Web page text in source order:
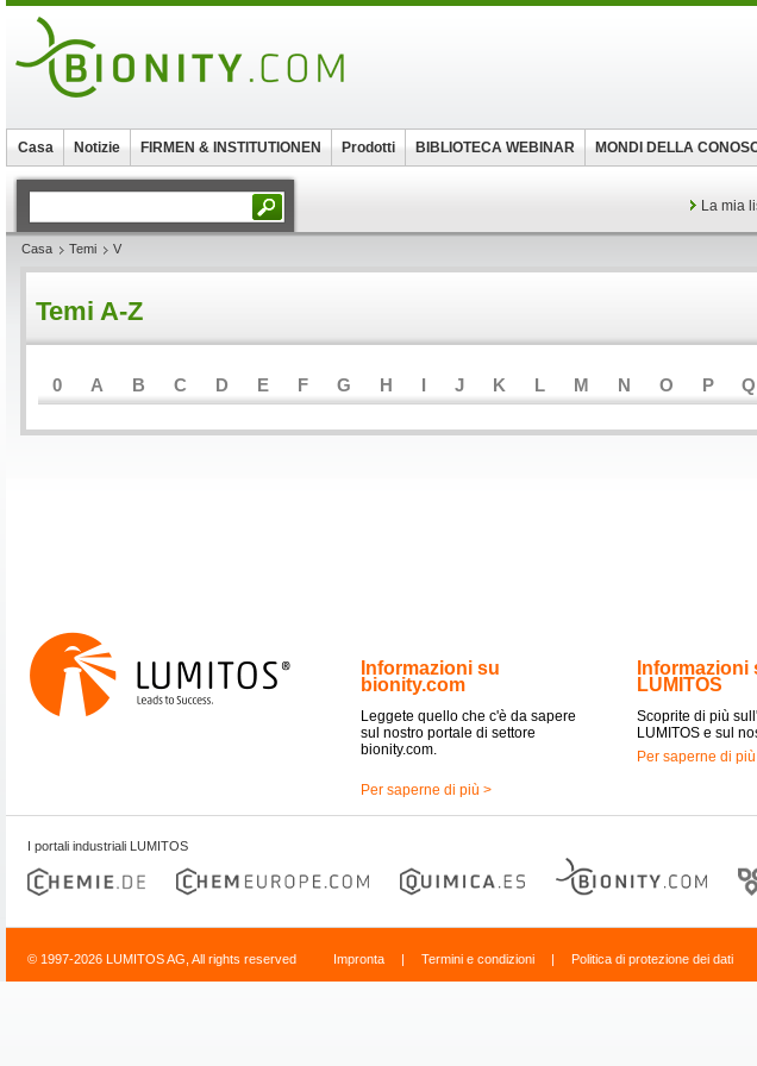
La mia
Casa Temi V
Temi A-Z
0 A B C D E F G H I J K L M N O P Q
Informazioni su
bionity.com
Leggete quello che c'è da sapere
sul nostro portale di settore
bionity.com.
Per saperne di più >
Informazioni
LUMITOS
Scoprite di più
LUMITOS e sul
Per saperne di
I portali industriali LUMITOS
© 1997-2026 LUMITOS AG, All rights reserved Impronta | Termini e condizioni | Politica di protezione dei dati
Casa Notizie FIRMEN & INSTITUTIONEN Prodotti BIBLIOTECA WEBINAR MONDI DELLA